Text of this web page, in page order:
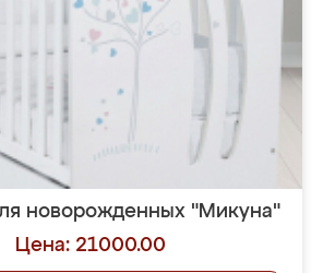
новорожденных "Микуна"
Цена: 21000.00